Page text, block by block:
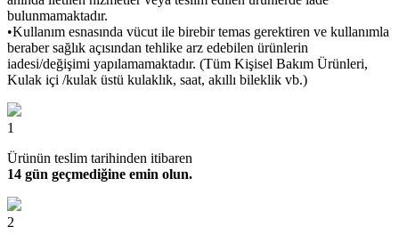
bulunmamaktadır.
•Kullanım esnasında vücut ile birebir temas gerektiren ve kullanımla
beraber sağlık açısından tehlike arz edebilen ürünlerin
iadesi/değişimi yapılamamaktadır. (Tüm Kişisel Bakım Ürünleri,
Kulak içi /kulak üstü kulaklık, saat, akıllı bileklik vb.)
1
Ürünün teslim tarihinden itibaren
14 gün geçmediğine emin olun.
2